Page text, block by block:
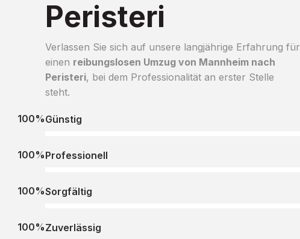
Peristeri
Verlassen Sie sich auf unsere langjährige Erfahrung für
einen reibungslosen Umzug von Mannheim nach
Peristeri, bei dem Professionalität an erster Stelle
steht.
Günstig
100%
Professionell
100%
Sorgfältig
100%
Zuverlässig
100%